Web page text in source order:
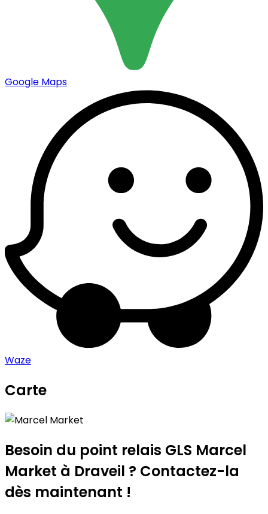
Google Maps
Waze
Carte
+
−
Besoin du point relais GLS Marcel
Market à Draveil ? Contactez-la
dès maintenant !